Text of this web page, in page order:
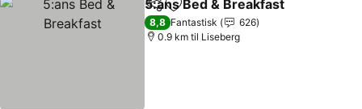
Del Legg til i favoritter
5:ans Bed & Breakfast
8,8 Fantastisk
626
0.9 km til Liseberg